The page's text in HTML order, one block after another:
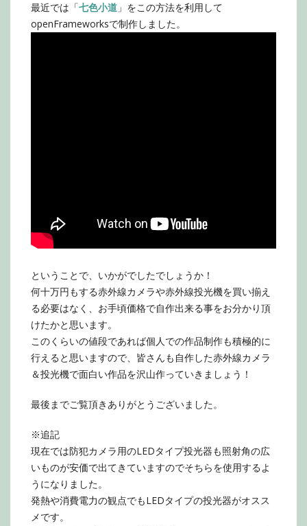
最近では「七色小道 」をこの方法を利用して
openFrameworksで制作しました。
ということで、いかがでしたでしょうか！
何十万円もする赤外線カメラや赤外線投光機を買い揃え
る必要はなく、お手頃価格で自作出来る事をお分かり頂
けたかと思います。
このくらいの値段であれば個人での作品制作も積極的に
行えると思いますので、皆さんも自作した赤外線カメラ
＆投光機で面白い作品を沢山作っていきましょう！
最後までご覧頂きありがとうございました。
※追記
現在では防犯カメラ用のLEDタイプ投光器も照射角の広
いものが安価で出てきていますのでそちらを使用するよ
うになりました。
発熱や消費電力の観点でもLEDタイプの投光器がオスス
メです。